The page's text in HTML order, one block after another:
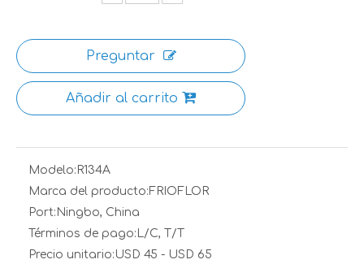
Preguntar
Añadir al carrito
Modelo: R134A
Marca del producto:FRIOFLOR
Port: Ningbo, China
Términos de pago: L/C, T/T
Precio unitario: USD 45 - USD 65